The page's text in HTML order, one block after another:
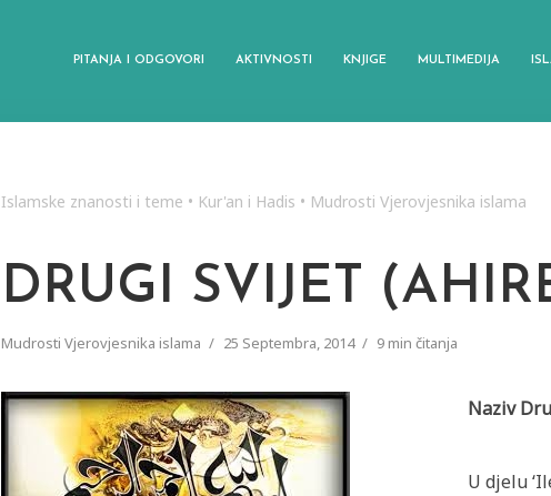
PITANJA I ODGOVORI AKTIVNOSTI KNJIGE MULTIMEDIJA
Islamske znanosti i teme • Kur'an i Hadis • Mudrosti Vjerovjesnika islama
DRUGI SVIJET
Mudrosti Vjerovjesnika islama 25 Septembra, 2014 9 min čitanja
Naziv
U djelu